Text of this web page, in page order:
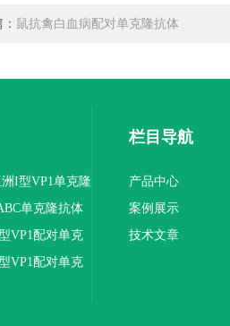
鼠抗禽白血病配对单克隆抗体
I型VP1单克隆
单克隆抗体
VP1配对单克
VP1配对单克
栏目导航
产品中心
案例展示
技术文章